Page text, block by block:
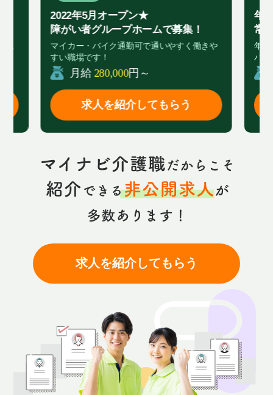
2022年5月オープン★
障がい者グループホームで募集！
マイカー・バイク通勤可で通いやすく働きや
すい職場です！
月給 280,000円～
求人を紹介してもらう
年
常
年間
ハリ
求人を紹介してもらう